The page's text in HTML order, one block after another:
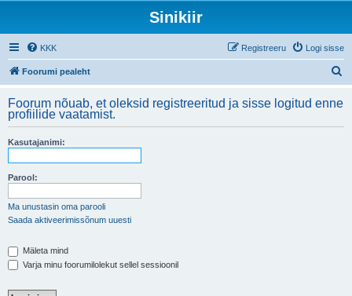
Sinikiir
KKK Logi sisse
Registreeru
Foorumi pealeht
i
Foorum nõuab, et oleksid registreeritud ja sisse logitud enne
profiilide vaatamist.
Kasutajanimi:
Parool:
Ma unustasin oma parooli
Saada aktiveerimissõnum uuesti
Mäleta mind
Varja minu foorumilolekut sellel sessioonil